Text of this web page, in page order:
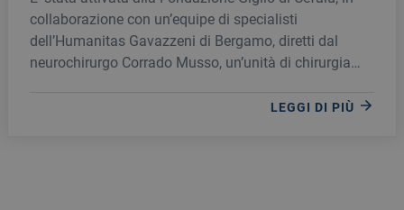
collaborazione con un’equipe di specialisti
dell’Humanitas Gavazzeni di Bergamo, diretti dal
neurochirurgo Corrado Musso, un’unità di chirurgia
ortopedico Giuseppe Perrucchini dell’ortopedia del
LEGGI DI PIÙ